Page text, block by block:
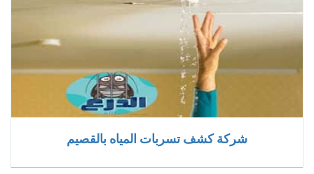
شركة كشف تسربات المياه بالقصيم